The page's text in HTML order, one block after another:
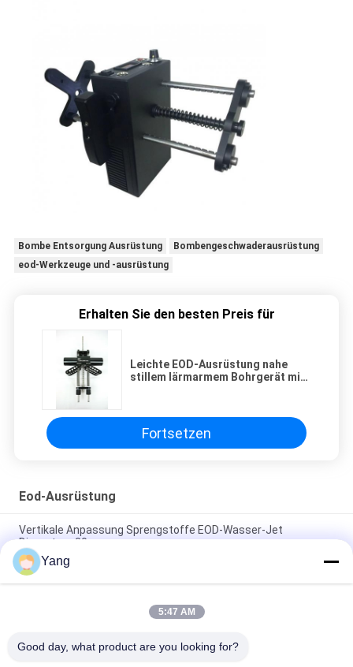
Bombe Entsorgung Ausrüstung
Bombengeschwaderausrüstung
eod-Werkzeuge und -ausrüstung
Erhalten Sie den besten Preis für
Leichte EOD-Ausrüstung nahe
stillem lärmarmem Bohrgerät mit
Fortsetzen
Eod-Ausrüstung
Vertikale Anpassung Sprengstoffe EOD-Wasser-Jet
Disrupters 30cm
Eod-Wasserstrahlunterbrecher, explosive Wasser-
Unterbrecherscheibe 0 - 30cm vertikale Anpassung
Wurfs-Untersuchungs-Bombe Defusals-Roboter für
Yang
5:47 AM
Good day, what product are you looking for?